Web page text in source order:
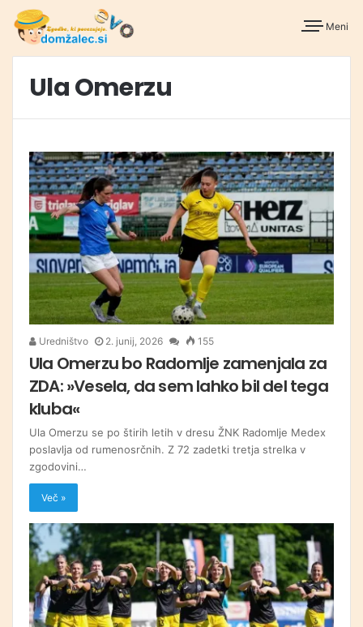
Meni
Ula Omerzu
Uredništvo 2. junij, 2026 155
Ula Omerzu bo Radomlje zamenjala za
ZDA: »Vesela, da sem lahko bil del tega
kluba«
Ula Omerzu se po štirih letih v dresu ŽNK Radomlje Medex
poslavlja od rumenosrčnih. Z 72 zadetki tretja strelka v
zgodovini…
Več »